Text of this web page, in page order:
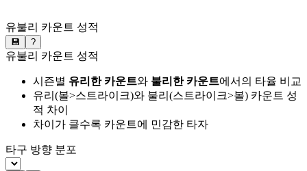
유불리 카운트 성적
💾 ?
유불리 카운트 성적
시즌별 유리한 카운트와 불리한 카운트에서의 타율 비교
유리(볼>스트라이크)와 불리(스트라이크>볼) 카운트 성
적 차이
차이가 클수록 카운트에 민감한 타자
타구 방향 분포